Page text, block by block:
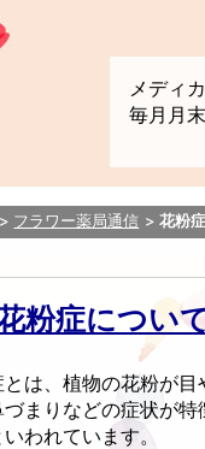
メディ
毎月月
フラワー薬局通信 花粉
粉症につい
は、植物の花粉が
づまりなどの症状が
われています。